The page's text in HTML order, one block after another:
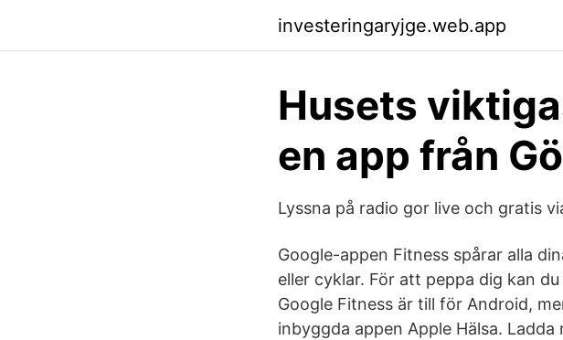
investeringaryjge.web.app
Husets
en app från
Lyssna på radio gor live och gratis
Google-appen Fitness spårar alla
eller cyklar. För att peppa dig kan
Google Fitness är till för Android,
inbyggda appen Apple Hälsa.